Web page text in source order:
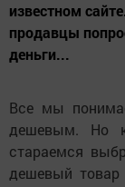
известном
продавцы
деньги...
Все мы
дешевым. Но
стараемся
дешевый товар